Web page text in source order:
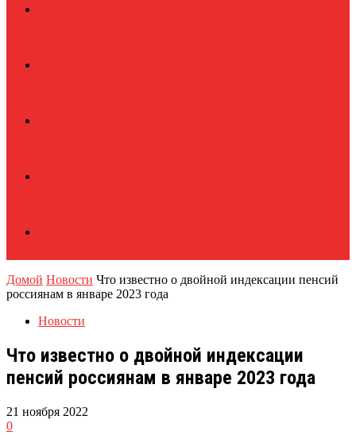
Домой Новости Что известно о двойной индексации пенсий
россиянам в январе 2023 года
Новости
Что известно о двойной индексации
пенсий россиянам в январе 2023 года
21 ноября 2022
0